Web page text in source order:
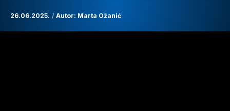
26.06.2025. Autor: Marta Ožanić